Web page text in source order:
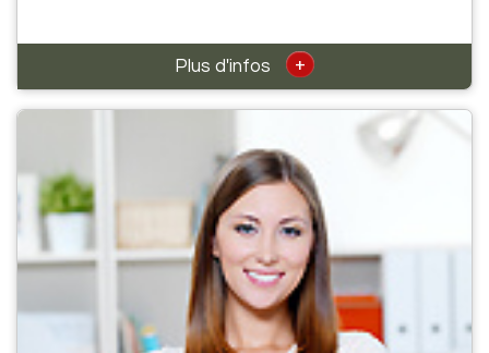
Plus d'infos +